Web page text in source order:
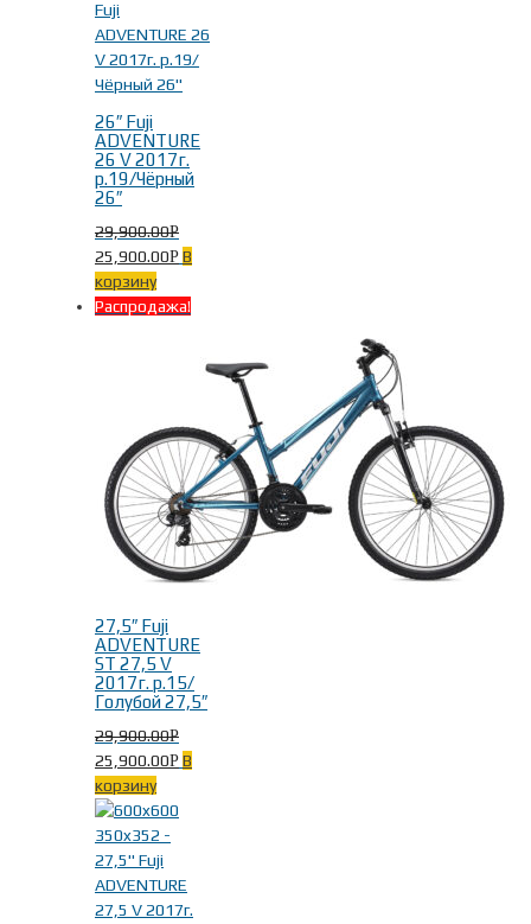
Фиолетовый
чёрный(41)
26″ Fuji
ADVENTURE
26 V 2017г.
р.19/Чёрный
26″
29,900.00Р
25,900.00Р В
корзину
Распродажа!
27,5″ Fuji
ADVENTURE
ST 27,5 V
2017г. р.15/
Голубой 27,5″
29,900.00Р
25,900.00Р В
корзину